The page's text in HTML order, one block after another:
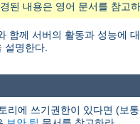
된 내용은 영어 문서를 참고
함께 서버의 활동과 성능에
설명한다.
리에 쓰기권한이 있다면 (보